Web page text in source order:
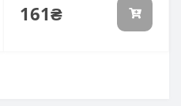
161₴